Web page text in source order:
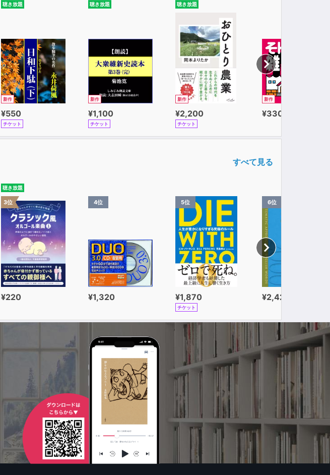
聴き放題
新作
¥550
チケット
聴き放題
新作
¥1,100
チケット
聴き放題
新作
¥2,200
チケット
新作
¥330
すべて見る
聴き放題
3位
¥220
4位
¥1,320
5位
¥1,870
チケット
6位
¥2,420